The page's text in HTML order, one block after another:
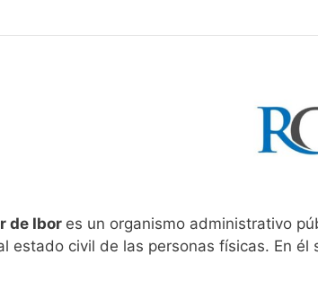
de Ibor es un organismo administrativo
estado civil de las personas físicas. En